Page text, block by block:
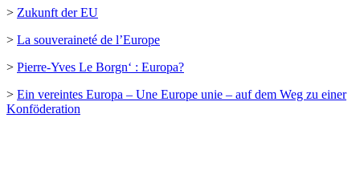
> Zukunft der EU
> La souveraineté de l’Europe
> Pierre-Yves Le Borgn‘ : Europa?
> Ein vereintes Europa – Une Europe unie – auf dem Weg zu einer
Konföderation